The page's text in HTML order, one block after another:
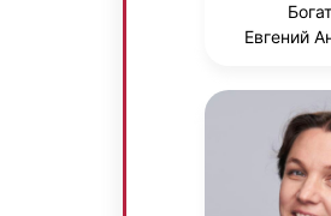
Евгений